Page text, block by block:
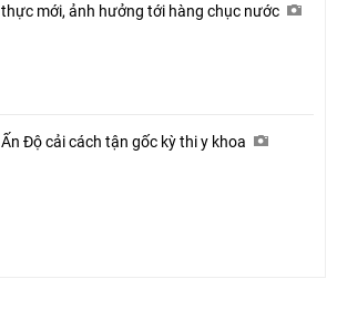
thực mới, ảnh hưởng tới hàng chục nước
Ấn Độ cải cách tận gốc kỳ thi y khoa